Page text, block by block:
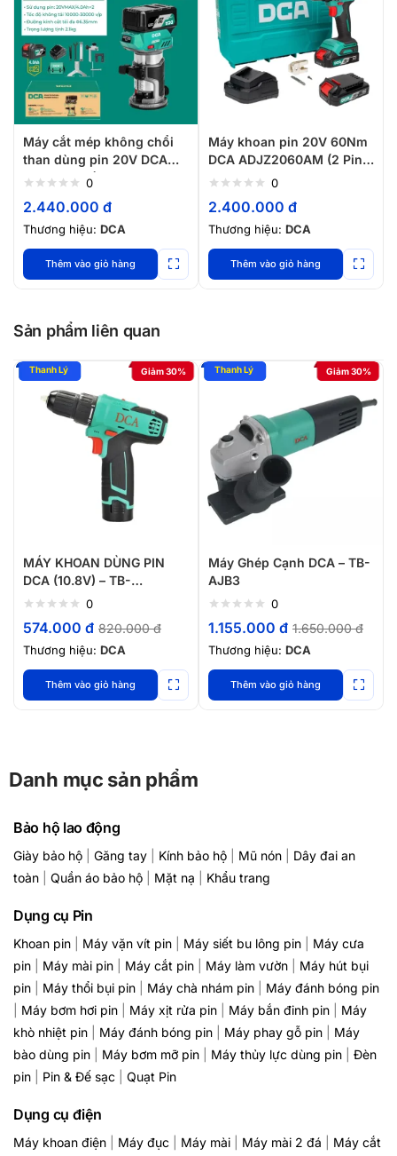
Máy cắt mép không chổi
than dùng pin 20V DCA
ADMP6BM (2 pin 1 sạc)
0
2.440.000 đ
Thương hiệu: DCA
Thêm vào giỏ hàng
Máy khoan pin 20V 60Nm
DCA ADJZ2060AM (2 Pin
2.0Ah, 1 Sạc)
0
2.400.000 đ
Thương hiệu: DCA
Thêm vào giỏ hàng
Sản phẩm liên quan
Giảm 30%
MÁY KHOAN DÙNG PIN
DCA (10.8V) – TB-
ADJZ1202E
0
574.000 đ 820.000đ
Thương hiệu: DCA
Thêm vào giỏ hàng
Giảm 30%
Máy Ghép Cạnh DCA – TB-
AJB3
0
1.155.000 đ 1.650.000đ
Thương hiệu: DCA
Thêm vào giỏ hàng
Danh mục sản phẩm
Bảo hộ lao động
Giày bảo hộ Găng tay Kính bảo hộ Mũ nón
Dây đai an
toàn
Quần áo bảo hộ Mặt nạ Khẩu trang
Dụng cụ Pin
Khoan pin Máy vặn vít pin Máy siết bu lông pin
Máy cưa
pin
Máy mài pin Máy cắt pin Máy làm vườn
Máy hút bụi
pin
Máy thổi bụi pin Máy chà nhám pin
Máy đánh bóng pin
Máy bơm hơi pin Máy xịt rửa pin Máy bắn đinh pin
Máy
khò nhiệt pin
Máy đánh bóng pin Máy phay gỗ pin
Máy
bào dùng pin
Máy bơm mỡ pin Máy thủy lực dùng pin
Đèn
pin
Pin & Đế sạc Quạt Pin
Dụng cụ điện
Máy khoan điện Máy đục Máy mài Máy mài 2 đá
Máy cắt